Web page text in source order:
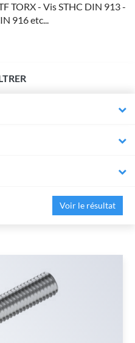
TORX - Vis STHC DIN 913 -
916 etc...
Voir le résultat